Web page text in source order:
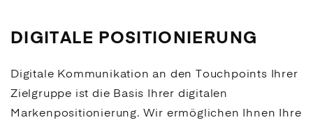
DIGITALE POSITIONIERUNG
Digitale Kommunikation an den Touchpoints Ihrer
Zielgruppe ist die Basis Ihrer digitalen
Markenpositionierung. Wir ermöglichen Ihnen Ihre